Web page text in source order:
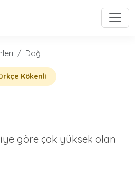
Dağ
Kökenli
göre çok yüksek olan